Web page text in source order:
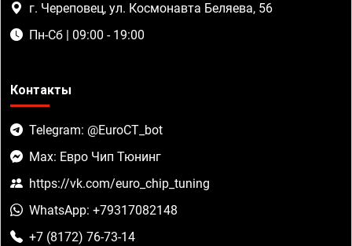
г. Череповец, ул. Космонавта Беляева, 56
Пн-Сб | 09:00 - 19:00
Контакты
Telegram: @EuroCT_bot
Max: Евро Чип Тюнинг
https://vk.com/euro_chip_tuning
WhatsApp: +79317082148
+7 (8172) 76-73-14